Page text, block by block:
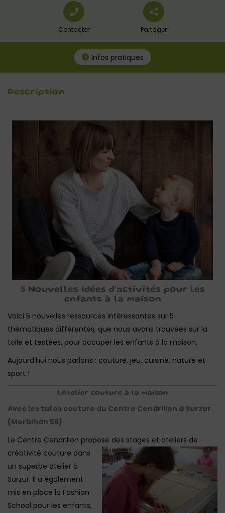
Contacter Partager
Infos pratiques
Description
5 Nouvelles idées d’activités pour les
enfants à la maison
Voici 5 nouvelles ressources intéressantes sur 5
thématiques différentes, que nous avons trouvées sur la
toile et testées, pour occuper les enfants à la maison.
Aujourd’hui nous parlons : couture, jeu, cuisine, nature et
sport !
1.Atelier couture à la maison
Avec les tutos couture du Centre Cendrillon à Surzur
(Morbihan 56)
Le Centre Cendrillon propose des stages et ateliers de
créativité couture dans
un superbe atelier à
Surzur. Il a également
mis en place la Fashion
School pour les enfants,